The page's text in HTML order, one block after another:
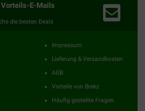
E-Mails
die besten Deals
Impressum
Lieferung & Versandkosten
AGB
Vorteile von Brekz
Häufig gestellte Fragen